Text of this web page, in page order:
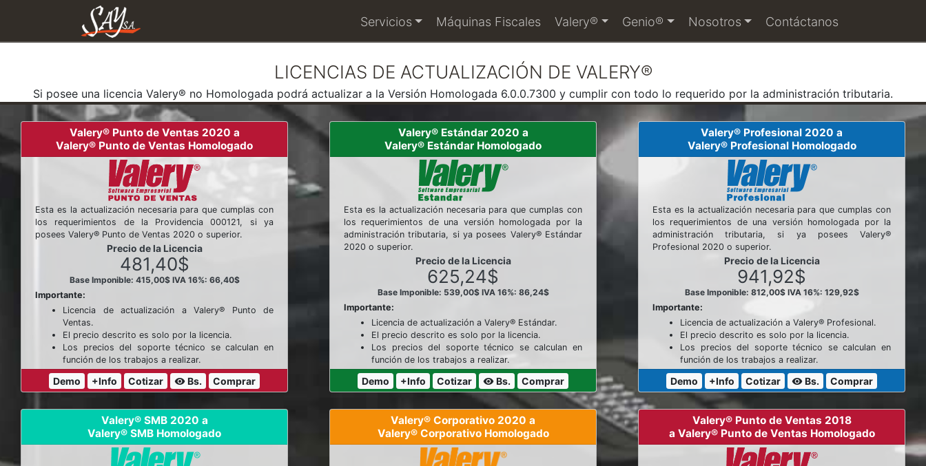
Servicios Máquinas Fiscales Valery® Genio® Nosotros Contáctanos
LICENCIAS DE ACTUALIZACIÓN DE VALERY®
Si posee una licencia Valery® no Homologada podrá actualizar a la Versión Homologada 6.0.0.7300 y cumplir con todo lo requerido por la administración tributaria.
Valery® Punto de Ventas 2020 a
Valery® Punto de Ventas Homologado
Esta es la actualización necesaria para que cumplas con
los requerimientos de la Providencia 000121, si ya
posees Valery® Punto de Ventas 2020 o superior.
Precio de la Licencia
481,40$
Base Imponible: 415,00$ IVA 16%: 66,40$
Importante:
Licencia de actualización a Valery® Punto de
Ventas.
El precio descrito es solo por la licencia.
Los precios del soporte técnico se calculan en
función de los trabajos a realizar.
Demo +Info Cotizar visibilityBs. Comprar
Valery® Estándar 2020 a
Valery® Estándar Homologado
Esta es la actualización necesaria para que cumplas con
los requerimientos de una versión homologada por la
administración tributaria, si ya posees Valery® Estándar
2020 o superior.
Precio de la Licencia
625,24$
Base Imponible: 539,00$ IVA 16%: 86,24$
Importante:
Licencia de actualización a Valery® Estándar.
El precio descrito es solo por la licencia.
Los precios del soporte técnico se calculan en
función de los trabajos a realizar.
Demo +Info Cotizar visibilityBs. Comprar
Valery® Profesional 2020 a
Valery® Profesional Homologado
Esta es la actualización necesaria para que cumplas con
los requerimientos de una versión homologada por la
administración tributaria, si ya posees Valery®
Profesional 2020 o superior.
Precio de la Licencia
941,92$
Base Imponible: 812,00$ IVA 16%: 129,92$
Importante:
Licencia de actualización a Valery® Profesional.
El precio descrito es solo por la licencia.
Los precios del soporte técnico se calculan en
función de los trabajos a realizar.
Demo +Info Cotizar visibilityBs. Comprar
Valery® SMB 2020 a
Valery® SMB Homologado
Valery® Corporativo 2020 a
Valery® Corporativo Homologado
Valery® Punto de Ventas 2018
a Valery® Punto de Ventas Homologado